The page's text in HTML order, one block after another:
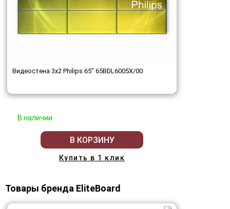
Видеостена 3x2 Philips 65" 65BDL6005X/00
В наличии
В КОРЗИНУ
Купить в 1 клик
Товары бренда EliteBoard